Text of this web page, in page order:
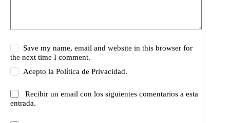
Save my name, email and website in this browser for
the next time I comment.
Acepto laPolítica de Privacidad.
Recibir un email con los siguientes comentarios a esta
entrada.